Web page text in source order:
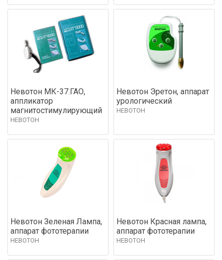
Невотон МК-37.ГАО,
аппликатор
магнитостимулирующий
НЕВОТОН
Невотон Эретон, аппарат
урологический
НЕВОТОН
Невотон Зеленая Лампа,
аппарат фототерапии
НЕВОТОН
Невотон Красная лампа,
аппарат фототерапии
НЕВОТОН